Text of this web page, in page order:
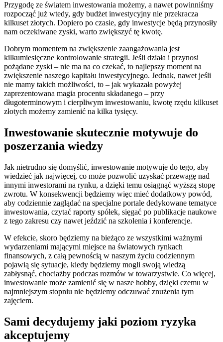
Przygodę ze światem inwestowania możemy, a nawet powinniśmy
rozpocząć już wtedy, gdy budżet inwestycyjny nie przekracza
kilkuset złotych. Dopiero po czasie, gdy inwestycje będą przynosiły
nam oczekiwane zyski, warto zwiększyć tę kwotę.
Dobrym momentem na zwiększenie zaangażowania jest
kilkumiesięczne kontrolowanie strategii. Jeśli działa i przynosi
pożądane zyski – nie ma na co czekać, to najlepszy moment na
zwiększenie naszego kapitału inwestycyjnego. Jednak, nawet jeśli
nie mamy takich możliwości, to – jak wykazała powyżej
zaprezentowana magia procentu składanego – przy
długoterminowym i cierpliwym inwestowaniu, kwotę rzędu kilkuset
złotych możemy zamienić na kilka tysięcy.
Inwestowanie skutecznie motywuje do
poszerzania wiedzy
Jak nietrudno się domyślić, inwestowanie motywuje do tego, aby
wiedzieć jak najwięcej, co może pozwolić uzyskać przewagę nad
innymi inwestorami na rynku, a dzięki temu osiągnąć wyższą stopę
zwrotu. W konsekwencji będziemy więc mieć dodatkowy powód,
aby codziennie zaglądać na specjalne portale dedykowane tematyce
inwestowania, czytać raporty spółek, sięgać po publikacje naukowe
z tego zakresu czy nawet jeździć na szkolenia i konferencje.
W efekcie, skoro będziemy na bieżąco ze wszystkimi ważnymi
wydarzeniami mającymi miejsce na światowych rynkach
finansowych, z całą pewnością w naszym życiu codziennym
pojawią się sytuacje, kiedy będziemy mogli swoją wiedzą
zabłysnąć, chociażby podczas rozmów w towarzystwie. Co więcej,
inwestowanie może zamienić się w nasze hobby, dzięki czemu w
najmniejszym stopniu nie będziemy odczuwać znużenia tym
zajęciem.
Sami decydujemy jaki poziom ryzyka
akceptujemy